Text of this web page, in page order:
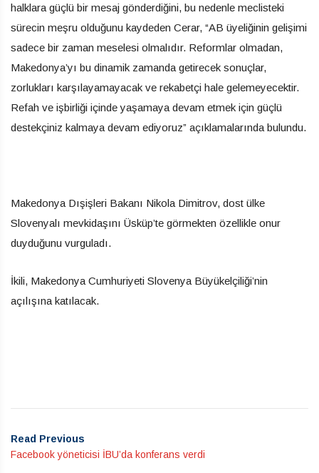
halklara güçlü bir mesaj gönderdiğini, bu nedenle meclisteki
sürecin meşru olduğunu kaydeden Cerar, “AB üyeliğinin gelişimi
sadece bir zaman meselesi olmalıdır. Reformlar olmadan,
Makedonya’yı bu dinamik zamanda getirecek sonuçlar,
zorlukları karşılayamayacak ve rekabetçi hale gelemeyecektir.
Refah ve işbirliği içinde yaşamaya devam etmek için güçlü
destekçiniz kalmaya devam ediyoruz” açıklamalarında bulundu.
Makedonya Dışişleri Bakanı Nikola Dimitrov, dost ülke
Slovenyalı mevkidaşını Üsküp’te görmekten özellikle onur
duyduğunu vurguladı.
İkili, Makedonya Cumhuriyeti Slovenya Büyükelçiliği’nin
açılışına katılacak.
Read Previous
Facebook yöneticisi İBU’da konferans verdi